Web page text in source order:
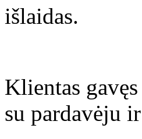
išlaidas.
Klientas
su pardavėju